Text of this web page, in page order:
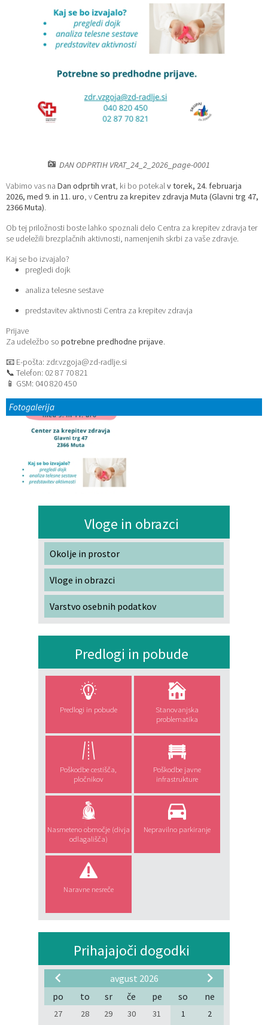
DAN ODPRTIH VRAT_24_2_2026_page-0001
Vabimo vas na Dan odprtih vrat, ki bo potekalv torek, 24. februarja
2026, med 9. in 11. uro, vCentru za krepitev zdravja Muta (Glavni trg 47,
2366 Muta).
Ob tej priložnosti boste lahko spoznali delo Centra za krepitev zdravja ter
se udeležili brezplačnih aktivnosti, namenjenih skrbi za vaše zdravje.
Kaj se bo izvajalo?
pregledi dojk
analiza telesne sestave
predstavitev aktivnosti Centra za krepitev zdravja
Prijave
Za udeležbo so potrebne predhodne prijave.
📧 E-pošta: zdr.vzgoja@zd-radlje.si
📞 Telefon: 02 87 70 821
📱 GSM: 040 820 450
Fotogalerija
Vloge in obrazci
Okolje in prostor
Vloge in obrazci
Varstvo osebnih podatkov
Predlogi in pobude
Predlogi in pobude
Stanovanjska
problematika
Poškodbe cestišča,
pločnikov
Poškodbe javne
infrastrukture
Nasmeteno območje (divja
odlagališča)
Nepravilno parkiranje
Naravne nesreče
Prihajajoči dogodki
avgust 2026
po
to sr če pe so ne
27 28 29 30 31 1
2
Katalog informacij javnega značaja
Lokalne volitve